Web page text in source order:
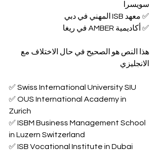
سويسرا
✅ معهد ISB المهني في دبي
✅ أكاديمية AMBER في ريغا
هذا النص هو الصحيح في حال الاختلاف مع
الانجليزي
✅ Swiss International University SIU
✅ OUS International Academy in
Zurich
✅ ISBM Business Management School
in Luzern Switzerland
✅ ISB Vocational Institute in Dubai